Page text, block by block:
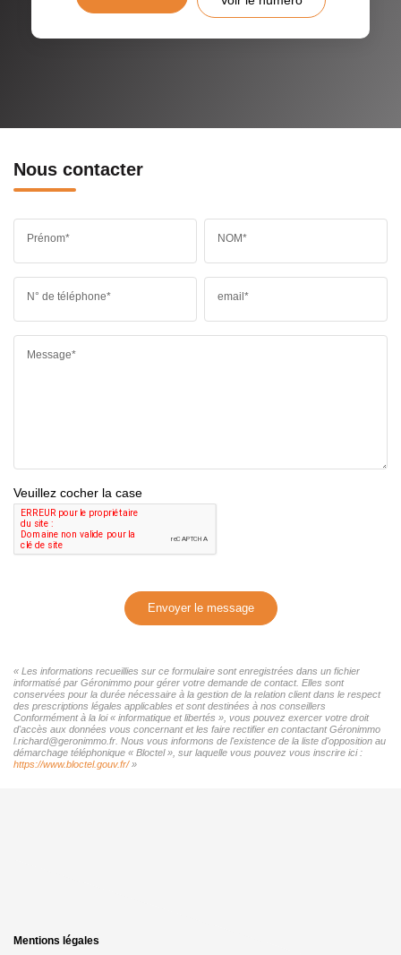
Nous contacter
Prénom* NOM*
N° de téléphone* email*
Message*
Veuillez cocher la case
Envoyer le message
« Les informations recueillies sur ce formulaire sont enregistrées dans un fichier
informatisé par Géronimmo pour gérer votre demande de contact. Elles sont
conservées pour la durée nécessaire à la gestion de la relation client dans le respect
des prescriptions légales applicables et sont destinées à nos conseillers
Conformément à la loi « informatique et libertés », vous pouvez exercer votre droit
d'accès aux données vous concernant et les faire rectifier en contactant Géronimmo
l.richard@geronimmo.fr. Nous vous informons de l'existence de la liste d'opposition au
démarchage téléphonique « Bloctel », sur laquelle vous pouvez vous inscrire ici :
https://www.bloctel.gouv.fr/»
Mentions légales